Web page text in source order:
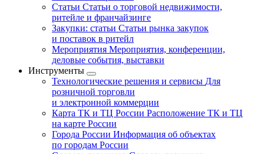
Статьи Статьи о торговой недвижимости,
ритейле и франчайзинге
Закупки: статьи Статьи рынка закупок
и поставок в ритейл
Мероприятия Мероприятия, конференции,
деловые события, выставки
Инструменты
Технологические решения и сервисы Для
розничной торговли
и электронной коммерции
Карта ТК и ТЦ России Расположение ТК и ТЦ
на карте России
Города России Информация об объектах
по городам России